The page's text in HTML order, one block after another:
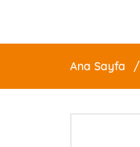
Ana Sayfa